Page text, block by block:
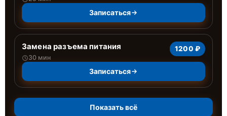
Записаться
Замена разъема питания
30 мин
1200 ₽
Записаться
Показать всё